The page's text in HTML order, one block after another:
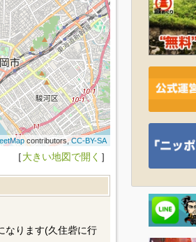
contributors,CC-BY-SA
［大きい地図で開く ］
なります(久住砦に行